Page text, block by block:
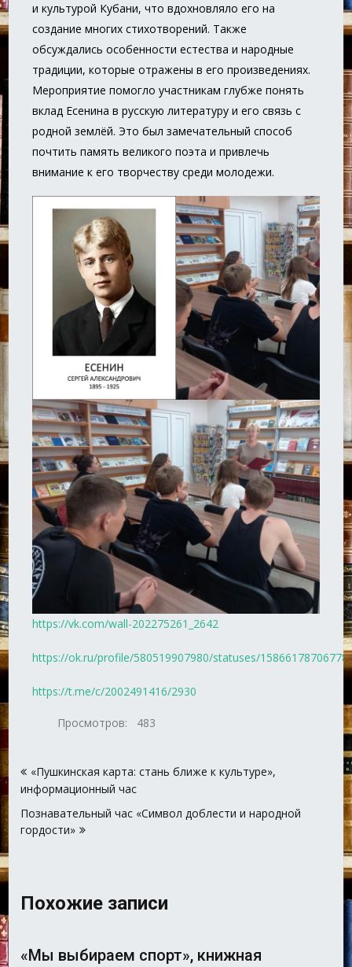
и культурой Кубани, что вдохновляло его на
создание многих стихотворений. Также
обсуждались особенности естества и народные
традиции, которые отражены в его произведениях.
Мероприятие помогло участникам глубже понять
вклад Есенина в русскую литературу и его связь с
родной землёй. Это был замечательный способ
почтить память великого поэта и привлечь
внимание к его творчеству среди молодежи.
https://vk.com/wall-202275261_2642
https://ok.ru/profile/580519907980/statuses/
https://t.me/c/2002491416/2930
Просмотров: 483
по
записям
«Пушкинская карта: стань ближе к культуре»,
информационный час
Познавательный час «Символ доблести и народной
гордости»
Похожие записи
«Мы выбираем спорт», книжная